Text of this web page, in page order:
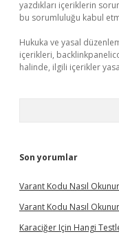
yazdıkları içeriklerin
bu sorumluluğu kabul
Hukuka ve yasal
içerikleri,
halinde, ilgili içerikler
Son yorumlar
Varant Kodu Nasıl Okunur
Varant Kodu Nasıl Okunur
Karaciğer Için Hangi